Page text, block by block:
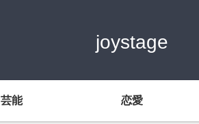
joystage
芸能 恋愛